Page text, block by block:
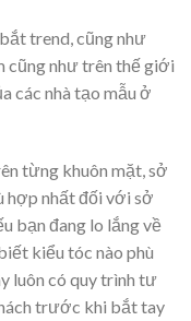
trend, cũng như
cũng như trên thế giới
các nhà tạo mẫu ở
từng khuôn mặt, sở
hợp nhất đối với sở
bạn đang lo lắng về
kiểu tóc nào phù
luôn có quy trình tư
trước khi bắt tay